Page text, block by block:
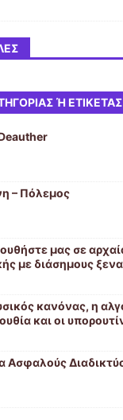
Ή ΕΤΙΚΈΤΑΣ
– Πόλεμος
μας σε
με διάσημους
κανόνας, η
και οι
Ασφαλούς